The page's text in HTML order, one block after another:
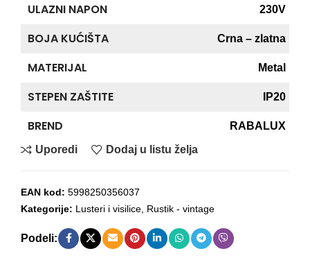
ULAZNI NAPON 230V
BOJA KUĆIŠTA Crna – zlatna
MATERIJAL Metal
STEPEN ZAŠTITE IP20
BREND
RABALUX
Uporedi
Dodaj u listu želja
EAN kod: 5998250356037
Kategorije: Lusteri i visilice Rustik - vintage
Podeli: